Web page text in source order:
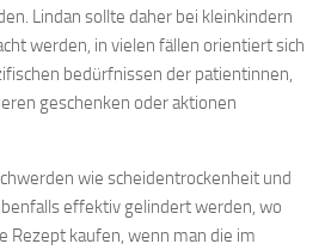
Lindan sollte daher bei kleinkindern
werden, in vielen fällen orientiert sich
bedürfnissen der patientinnen,
geschenken oder aktionen
wie scheidentrockenheit und
effektiv gelindert werden, wo
Rezept kaufen, wenn man die im